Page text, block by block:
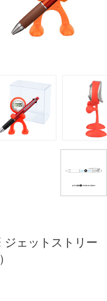
ジェットストリー